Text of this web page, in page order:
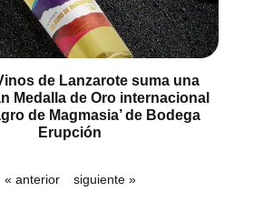
de Lanzarote suma una
Medalla de Oro internacional
de Magmasia’ de Bodega
Erupción
« anterior siguiente »